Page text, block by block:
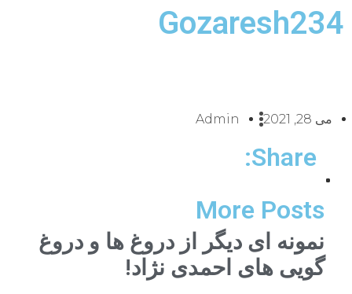
Gozaresh234
می 28, 2021 Admin
Share:
More Posts
نمونه ای دیگر از دروغ ها و دروغ
گویی های احمدی نژاد!